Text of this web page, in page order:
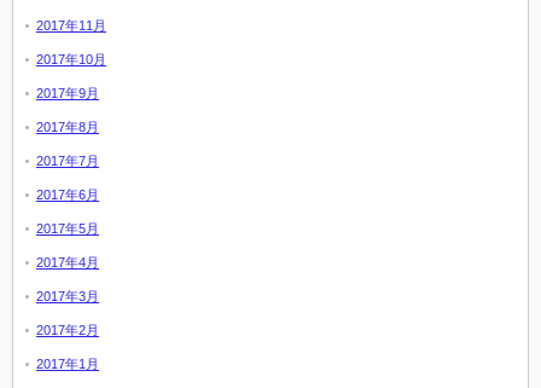
2017年11月
2017年10月
2017年9月
2017年8月
2017年7月
2017年6月
2017年5月
2017年4月
2017年3月
2017年2月
2017年1月